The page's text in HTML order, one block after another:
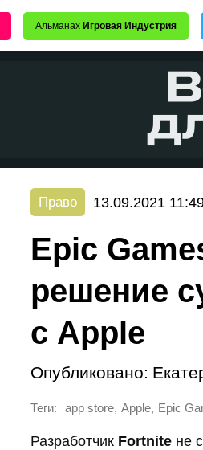
Альманах Игровая Индустрия
Право 13.09.2021
Epic
решение
с Apple
Опубликовано:
Теги: app store, Apple, Epic
Разработчик Fortnite не